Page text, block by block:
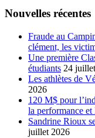
Nouvelles récentes
Fraude au
clément, les
Une première
étudiants 24
Les athlètes de
2026
120 M$ pour
la performance
Sandrine Rioux
juillet 2026